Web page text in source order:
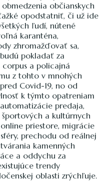
občianskych
opodstatniť, či už ide
ľudí, nútené
karanténa,
zhromažďovať sa,
pokladať za
corpus a policajná
z tohto v mnohých
Covid-19, no od
k týmto opatreniam
predaja,
a kultúrnych
priestore, migrácie
prechodu od reálnej
kamenných
a oddychu za
trendy
oblasti zrýchľuje.